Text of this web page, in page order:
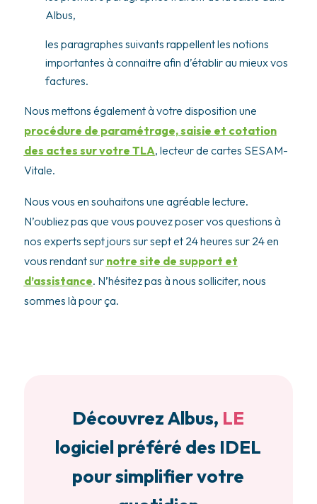
Albus,
les paragraphes suivants rappellent les notions
importantes à connaitre afin d’établir au mieux vos
factures.
Nous mettons également à votre disposition une
procédure de paramétrage, saisie et cotation
des actes sur votre TLA, lecteur de cartes SESAM-
Vitale.
Nous vous en souhaitons une agréable lecture.
N’oubliez pas que vous pouvez poser vos questions à
nos experts sept jours sur sept et 24 heures sur 24 en
vous rendant sur notre site de support et
d’assistance. N’hésitez pas à nous solliciter, nous
sommes là pour ça.
Découvrez Albus, LE
logiciel préféré des IDEL
pour simplifier votre